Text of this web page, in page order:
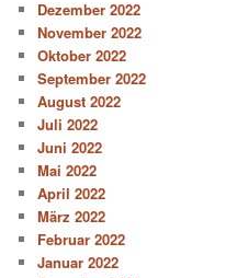
Dezember 2022
November 2022
Oktober 2022
September 2022
August 2022
Juli 2022
Juni 2022
Mai 2022
April 2022
März 2022
Februar 2022
Januar 2022